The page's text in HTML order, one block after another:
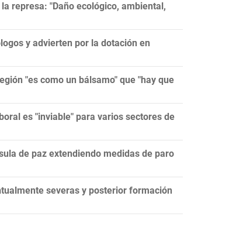
represa: "Daño ecológico, ambiental,
y advierten por la dotación en
"es como un bálsamo" que "hay que
es "inviable" para varios sectores de
de paz extendiendo medidas de paro
severas y posterior formación